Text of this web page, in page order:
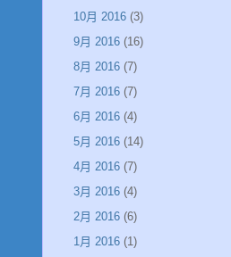
10月 2016 (3)
9月 2016 (16)
8月 2016 (7)
7月 2016 (7)
6月 2016 (4)
5月 2016 (14)
4月 2016 (7)
3月 2016 (4)
2月 2016 (6)
1月 2016 (1)